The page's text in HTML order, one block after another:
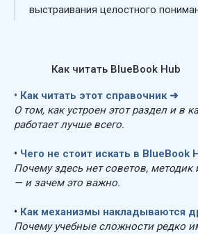
выстраивания целостного
Как читать BlueBook Hub
• Как читать этот справочник➜
О том, как устроен этот раздел и в
работает лучше всего.
• Чего не стоит искать в BlueBook
Почему здесь нет советов,
— и зачем это важно.
• Как механизмы накладываются
Почему учебные сложности редко